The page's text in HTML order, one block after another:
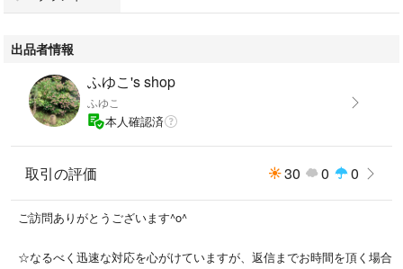
出品者情報
ふゆこ's shop
ふゆこ
本人確認済
取引の評価 30 0 0
ご訪問ありがとうございます^o^
☆なるべく迅速な対応を心がけていますが、返信までお時間を頂く場合